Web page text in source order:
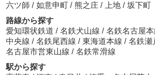
六ツ師 / 如意申町 / 熊之庄 / 上地 / 坂下町
路線から探す
愛知環状鉄道 / 名鉄犬山線 / 名鉄名古屋本
中央線 / 名鉄尾西線 / 東海道本線 / 名鉄瀬
名古屋市営東山線 / 名鉄常滑線
駅から探す